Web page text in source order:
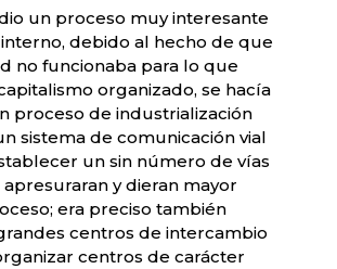
un proceso muy interesante
debido al hecho de que
no funcionaba para lo que
organizado, se hacía
proceso de industrialización
sistema de comunicación vial
un sin número de vías
y dieran mayor
era preciso también
centros de intercambio
centros de carácter